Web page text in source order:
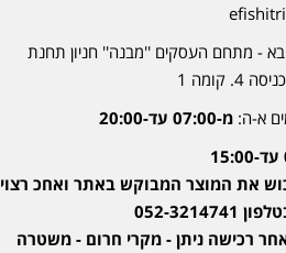
עקיבא - מתחם העסקים ''מבנה'' חניון תחנת
א-ה: מ-07:00 עד-20:00
את המוצר המבוקש באתר ואחכ רצוי
3214741
רכישה ניתן - מקרי חרום - משטרה